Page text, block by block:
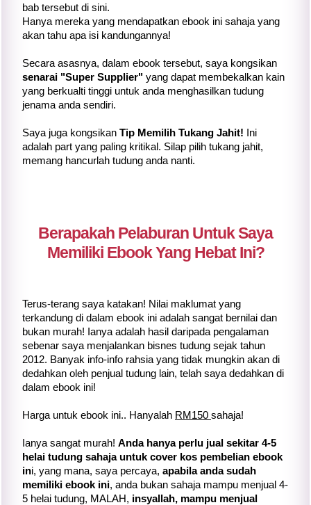
bab tersebut di sini.
Hanya mereka yang mendapatkan ebook ini sahaja yang
akan tahu apa isi kandungannya!
Secara asasnya, dalam ebook tersebut, saya kongsikan
senarai "Super Supplier" yang dapat membekalkan kain
yang berkualti tinggi untuk anda menghasilkan tudung
jenama anda sendiri.
Saya juga kongsikan Tip Memilih Tukang Jahit! Ini
adalah part yang paling kritikal. Silap pilih tukang jahit,
memang hancurlah tudung anda nanti.
Berapakah Pelaburan Untuk Saya
Memiliki Ebook Yang Hebat Ini?
Terus-terang saya katakan! Nilai maklumat yang
terkandung di dalam ebook ini adalah sangat bernilai dan
bukan murah! Ianya adalah hasil daripada pengalaman
sebenar saya menjalankan bisnes tudung sejak tahun
2012. Banyak info-info rahsia yang tidak mungkin akan di
dedahkan oleh penjual tudung lain, telah saya dedahkan di
dalam ebook ini!
Harga untuk ebook ini.. Hanyalah RM150 sahaja!
Ianya sangat murah! Anda hanya perlu jual sekitar 4-5
helai tudung sahaja untuk cover kos pembelian ebook
ini, yang mana, saya percaya, apabila anda sudah
memiliki ebook ini, anda bukan sahaja mampu menjual 4-
5 helai tudung, MALAH, insyallah, mampu menjual